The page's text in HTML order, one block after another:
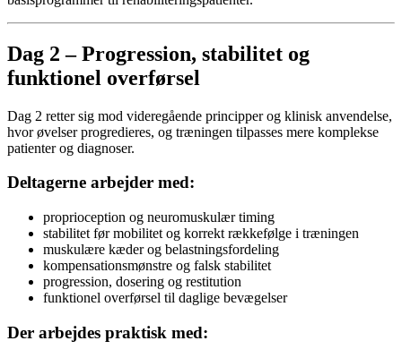
Dag 2 – Progression, stabilitet og
funktionel overførsel
Dag 2 retter sig mod videregående principper og klinisk anvendelse,
hvor øvelser progredieres, og træningen tilpasses mere komplekse
patienter og diagnoser.
Deltagerne arbejder med:
proprioception og neuromuskulær timing
stabilitet før mobilitet og korrekt rækkefølge i træningen
muskulære kæder og belastningsfordeling
kompensationsmønstre og falsk stabilitet
progression, dosering og restitution
funktionel overførsel til daglige bevægelser
Der arbejdes praktisk med: